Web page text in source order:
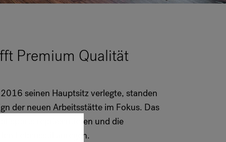
Premium Qualität
seinen Hauptsitz verlegte, standen
der neuen Arbeitsstätte im Fokus. Das
repräsentieren und die
Lebensstil anregen.